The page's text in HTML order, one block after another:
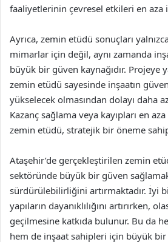
faaliyetlerinin çevresel etkileri en aza
Ayrıca, zemin etüdü sonuçları
mimarlar için değil, aynı zamanda
büyük bir güven kaynağıdır. Projeye
zemin etüdü sayesinde inşaatın
yükselecek olmasından dolayı daha
Kazanç sağlama veya kayıpları en
zemin etüdü, stratejik bir öneme
Ataşehir’de gerçekleştirilen zemin
sektöründe büyük bir güven
sürdürülebilirliğini artırmaktadır. İyi
yapıların dayanıklılığını artırırken,
geçilmesine katkıda bulunur. Bu da
hem de inşaat sahipleri için büyük bir